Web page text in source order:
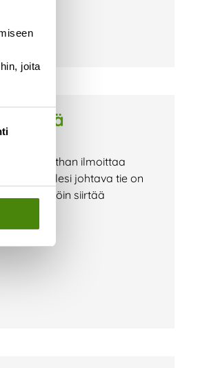
joita
Muistathan ilmoittaa
kiinteistöllesi johtava tie on
voi tällöin siirtää